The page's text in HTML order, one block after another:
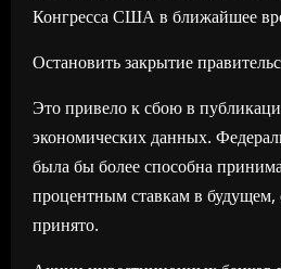
Конгресса США в ближайшее
Остановить закрытие
Это привело к сбою в
экономических данных.
была бы более способна
процентным ставкам в
принято.